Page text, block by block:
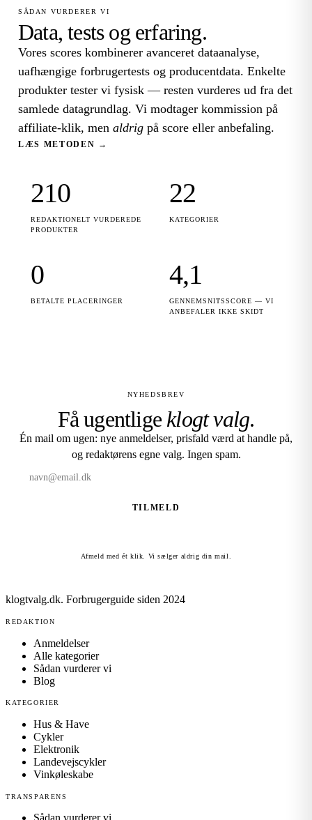
SÅDAN VURDERER VI
Data, tests og erfaring.
Vores scores kombinerer avanceret dataanalyse,
uafhængige forbrugertests og producentdata. Enkelte
produkter tester vi fysisk — resten vurderes ud fra det
samlede datagrundlag. Vi modtager kommission på
affiliate-klik, men aldrig på score eller anbefaling.
LÆS METODEN →
210
REDAKTIONELT VURDEREDE
PRODUKTER
22
KATEGORIER
0
BETALTE PLACERINGER
4,1
GENNEMSNITSSCORE — VI
ANBEFALER IKKE SKIDT
NYHEDSBREV
Få ugentlige klogt valg.
Én mail om ugen: nye anmeldelser, prisfald værd at handle på,
og redaktørens egne valg. Ingen spam.
TILMELD
Afmeld med ét klik. Vi sælger aldrig din mail.
klogtvalg.dk. Forbrugerguide siden 2024
REDAKTION
Anmeldelser
Alle kategorier
Sådan vurderer vi
Blog
KATEGORIER
Hus & Have
Cykler
Elektronik
Landevejscykler
Vinkøleskabe
TRANSPARENS